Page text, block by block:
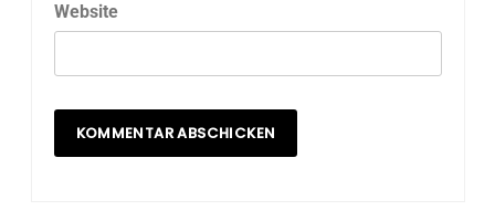
Website